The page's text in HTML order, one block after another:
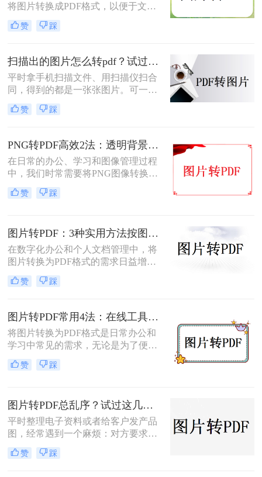
将图片转换成PDF格式，以便于文件
的传输、存储和打印。那么电脑上怎
么图片转pdf呢？本文将介绍三种在电
您根据不同的需求选择最合适的方
法。
赞 踩
扫描出的图片怎么转pdf？试过好用的几个办法！
平时拿手机扫描文件、用扫描仪扫合
同，得到的都是一张张图片。可一旦
要发给别人、归档保存或者打印出
来，PDF格式明显更正式、也更方
行，转完PDF却模糊了；十几页的扫
描件，一页一页转太磨人；还有些涉
及隐私的文件，不敢随便往在线工具
里传。
赞 踩
PNG转PDF高效2法：透明背景保留和文件压缩设置！
在日常的办公、学习和图像管理过程
中，我们时常需要将PNG图像转换为
PDF文件。PDF文件格式因其良好的
兼容性、稳定性和在不同设备上显示
片转PDF的方法。
赞 踩
图片转PDF：3种实用方法按图片格式（JPG/PNG/BMP）选！
在数字化办公和个人文档管理中，将
图片转换为PDF格式的需求日益增
长。PDF（Portable Document
Format）因其跨平台兼容性、不易变
享。那么如何把图片转换成PDF呢？
本文将介绍几种实用的方法来帮助您
完成图片到PDF的转换。
赞 踩
图片转PDF常用4法：在线工具、桌面软件、手机APP和打印导出的适用边界！
将图片转换为PDF格式是日常办公和
学习中常见的需求，无论是为了便于
分享、存储还是打印。那么图片转为
pdf怎么弄呢？本文将介绍几种常用的
赞 踩
图片转PDF总乱序？试过这几个方法后顺手多了
平时整理电子资料或者给客户发产品
图，经常遇到一个麻烦：对方要求把
一堆零散的图片打包成一个完整的
PDF文件。如果一张张发过去，不仅
赞 踩